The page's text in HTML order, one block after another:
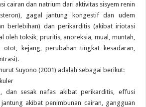
cairan dan natrium dari aktivitas sisyem renin
gagal jantung kongestif dan udem
berlebihan) dan perikarditis (akibat iriotasi
oleh toksik, pruritis, anoreksia, mual, muntah,
otot, kejang, perubahan tingkat kesadaran,
Suyono (2001) adalah sebagai berikut:
dan sesak nafas akibat perikarditis, effusi
akibat penimbunan cairan, gangguan